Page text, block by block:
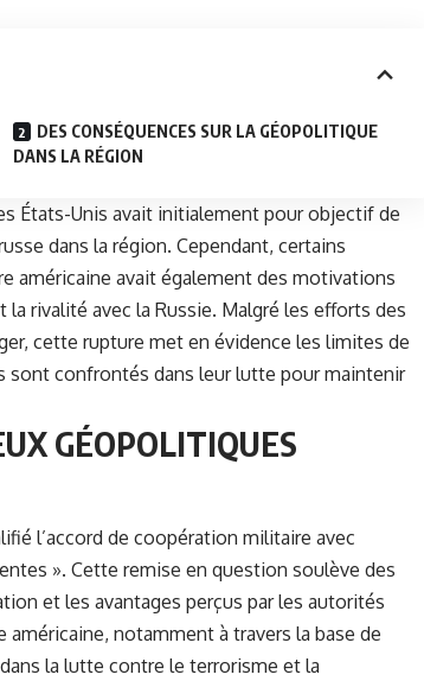
DES CONSÉQUENCES SUR LA GÉOPOLITIQUE
DANS LA RÉGION
États-Unis avait initialement pour objectif de
dans la région. Cependant, certains
américaine avait également des motivations
rivalité avec la Russie. Malgré les efforts des
cette rupture met en évidence les limites de
sont confrontés dans leur lutte pour maintenir
GÉOPOLITIQUES
l’accord de coopération militaire avec
». Cette remise en question soulève des
et les avantages perçus par les autorités
notamment à travers la base de
la lutte contre le terrorisme et la